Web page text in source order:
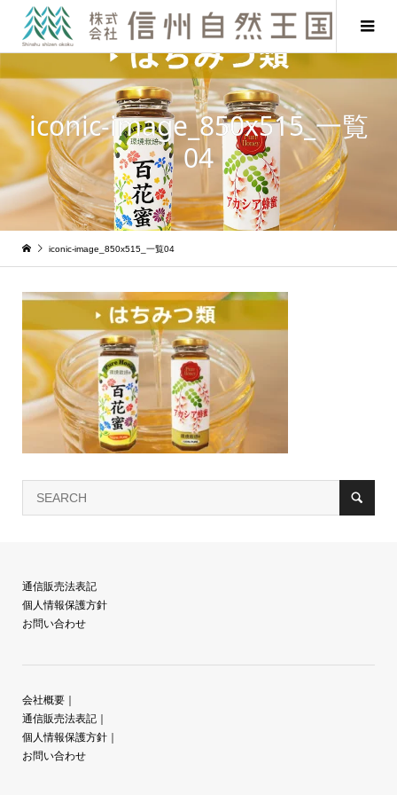
iconic-image_850x515_一覧
04
iconic-image_850x515_一覧04
通信販売法表記
個人情報保護方針
お問い合わせ
会社概要｜
通信販売法表記｜
個人情報保護方針｜
お問い合わせ